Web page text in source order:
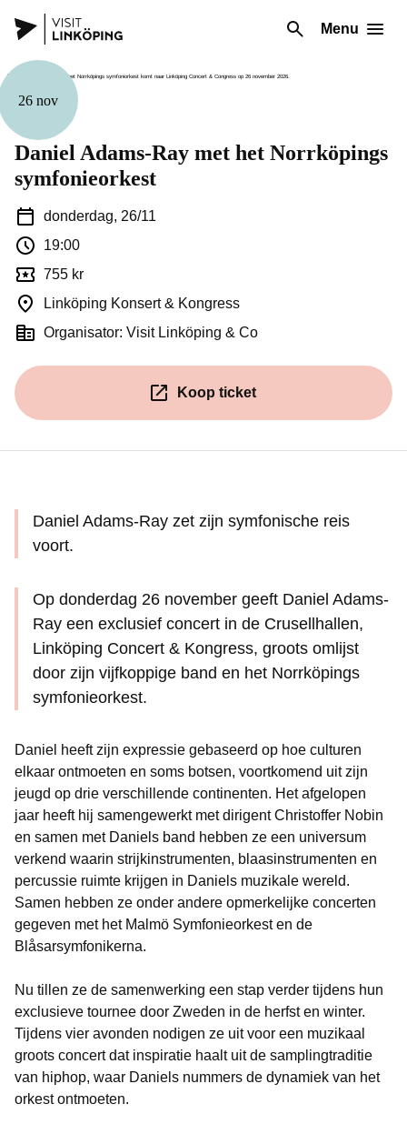
Menu
26 nov
Daniel Adams-Ray met het Norrköpings
symfonieorkest
donderdag, 26/11
19:00
755 kr
Linköping Konsert & Kongress
Organisator: Visit Linköping & Co
Koop ticket
(Opent in een nieuw venster)
Daniel Adams-Ray zet zijn symfonische reis
voort.
Op donderdag 26 november geeft Daniel Adams-
Ray een exclusief concert in de Crusellhallen,
Linköping Concert & Kongress, groots omlijst
door zijn vijfkoppige band en het Norrköpings
symfonieorkest.
Daniel heeft zijn expressie gebaseerd op hoe culturen
elkaar ontmoeten en soms botsen, voortkomend uit zijn
jeugd op drie verschillende continenten. Het afgelopen
jaar heeft hij samengewerkt met dirigent Christoffer Nobin
en samen met Daniels band hebben ze een universum
verkend waarin strijkinstrumenten, blaasinstrumenten en
percussie ruimte krijgen in Daniels muzikale wereld.
Samen hebben ze onder andere opmerkelijke concerten
gegeven met het Malmö Symfonieorkest en de
Blåsarsymfonikerna.
Nu tillen ze de samenwerking een stap verder tijdens hun
exclusieve tournee door Zweden in de herfst en winter.
Tijdens vier avonden nodigen ze uit voor een muzikaal
groots concert dat inspiratie haalt uit de samplingtraditie
van hiphop, waar Daniels nummers de dynamiek van het
orkest ontmoeten.